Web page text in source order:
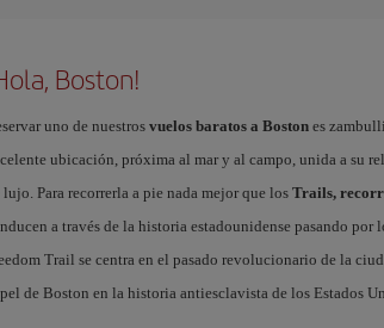
Boston!
uno de nuestros vuelos baratos a Bostones
ubicación, próxima al mar y al campo, unida a su
lujo. Para recorrerla a pie nada mejor que los Trails,
a través de la historia estadounidense pasando
Trail se centra en el pasado revolucionario de la
de Boston en la historia antiesclavista de los Estados